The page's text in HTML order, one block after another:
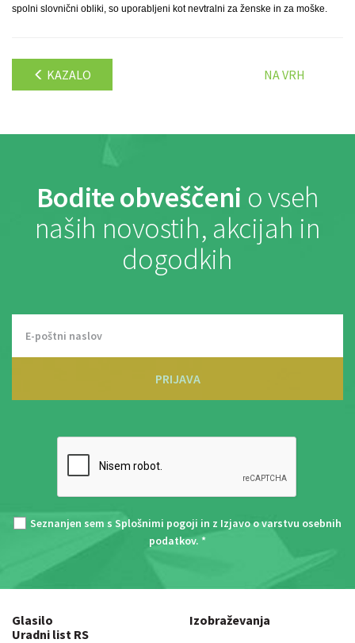
spolni slovnični obliki, so uporabljeni kot nevtralni za ženske in za moške.
KAZALO NA VRH
Bodite obveščeni o vseh
naših novostih, akcijah in
dogodkih
PRIJAVA
Seznanjen sem s Splošnimi pogoji in z Izjavo o varstvu osebnih
podatkov. *
Glasilo
Uradni list RS
Izobraževanja